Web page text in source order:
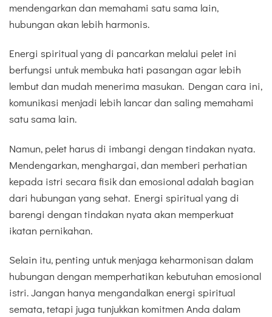
mendengarkan dan memahami satu sama lain,
hubungan akan lebih harmonis.
Energi spiritual yang di pancarkan melalui pelet ini
berfungsi untuk membuka hati pasangan agar lebih
lembut dan mudah menerima masukan. Dengan cara ini,
komunikasi menjadi lebih lancar dan saling memahami
satu sama lain.
Namun, pelet harus di imbangi dengan tindakan nyata.
Mendengarkan, menghargai, dan memberi perhatian
kepada istri secara fisik dan emosional adalah bagian
dari hubungan yang sehat. Energi spiritual yang di
barengi dengan tindakan nyata akan memperkuat
ikatan pernikahan.
Selain itu, penting untuk menjaga keharmonisan dalam
hubungan dengan memperhatikan kebutuhan emosional
istri. Jangan hanya mengandalkan energi spiritual
semata, tetapi juga tunjukkan komitmen Anda dalam